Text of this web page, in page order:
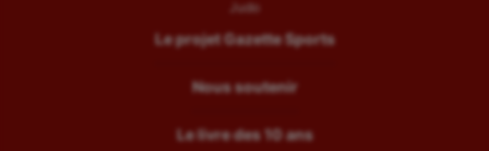
Judo
Le projet Gazette Sports
Nous soutenir
Le livre des 10 ans